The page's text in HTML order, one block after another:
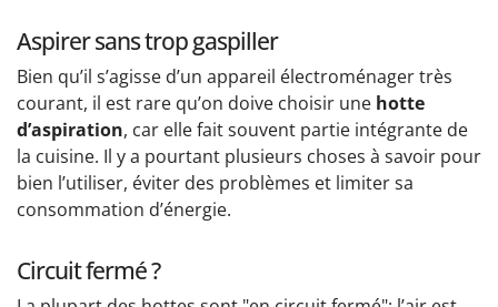
Aspirer sans trop gaspiller
Bien qu’il s’agisse d’un appareil électroménager très
courant, il est rare qu’on doive choisir une hotte
d’aspiration, car elle fait souvent partie intégrante de
la cuisine. Il y a pourtant plusieurs choses à savoir pour
bien l’utiliser, éviter des problèmes et limiter sa
consommation d’énergie.
Circuit fermé ?